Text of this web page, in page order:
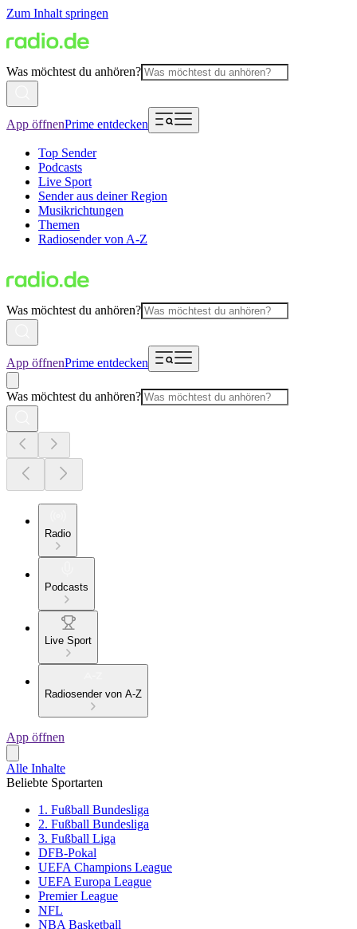
Zum Inhalt springen
Was möchtest du anhören?
App öffnenPrime entdecken
Top Sender
Podcasts
Live Sport
Sender aus deiner Region
Musikrichtungen
Themen
Radiosender von A-Z
Was möchtest du anhören?
App öffnenPrime entdecken
Was möchtest du anhören?
Radio
Podcasts
Live Sport
Radiosender von A-Z
App öffnen
Alle Inhalte
Beliebte Sportarten
1. Fußball Bundesliga
2. Fußball Bundesliga
3. Fußball Liga
DFB-Pokal
UEFA Champions League
UEFA Europa League
Premier League
NFL
NBA Basketball